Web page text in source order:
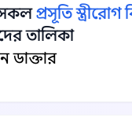
সকলপ্রসূতি স্ত্রীরোগ
তালিকা
ডাক্তার